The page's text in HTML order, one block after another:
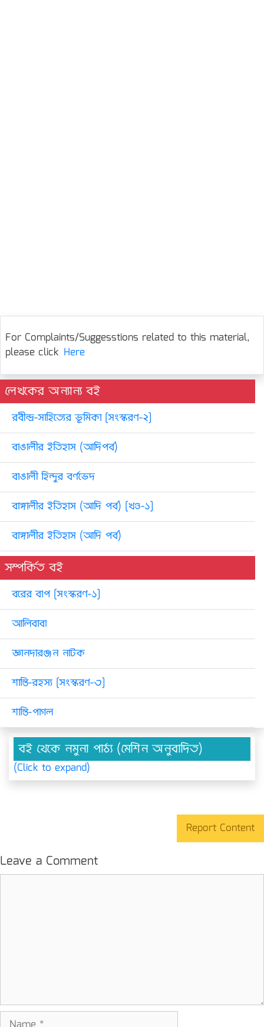
For Complaints/Suggesstions related to this material,
please click Here
লেখকের অন্যান্য বই
রবীন্দ্র-সাহিত্যের ভূমিকা [সংস্করণ-২]
বাঙালীর ইতিহাস (আদিপর্ব)
বাঙালী হিন্দুর বর্ণভেদ
বাঙ্গালীর ইতিহাস (আদি পর্ব) [খণ্ড-১]
বাঙ্গালীর ইতিহাস (আদি পর্ব)
সম্পর্কিত বই
বরের বাপ [সংস্করণ-১]
আলিবাবা
জ্ঞানদারঞ্জন নাটক
শান্তি-রহস্য [সংস্করণ-৩]
শান্তি-পাগল
বই থেকে নমুনা পাঠ্য (মেশিন অনুবাদিত)
(Click to expand)
Report Content
Leave a Comment
Name